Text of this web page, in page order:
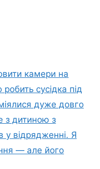
камери на
сусідка під
дуже довго
з дитиною з
у відрядженні. Я
— але його